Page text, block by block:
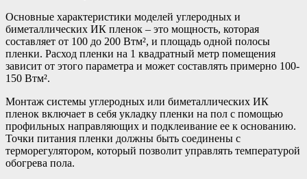
Основные характеристики моделей углеродных и
биметаллических ИК пленок – это мощность, которая
составляет от 100 до 200 Втм², и площадь одной полосы
пленки. Расход пленки на 1 квадратный метр помещения
зависит от этого параметра и может составлять примерно 100-
150 Втм².
Монтаж системы углеродных или биметаллических ИК
пленок включает в себя укладку пленки на пол с помощью
профильных направляющих и подклеивание ее к основанию.
Точки питания пленки должны быть соединены с
терморегулятором, который позволит управлять температурой
обогрева пола.